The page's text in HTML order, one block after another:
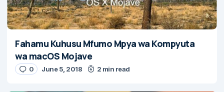
Fahamu Kuhusu Mfumo Mpya wa Kompyuta
wa macOS Mojave
0 June 5, 2018 2 min read